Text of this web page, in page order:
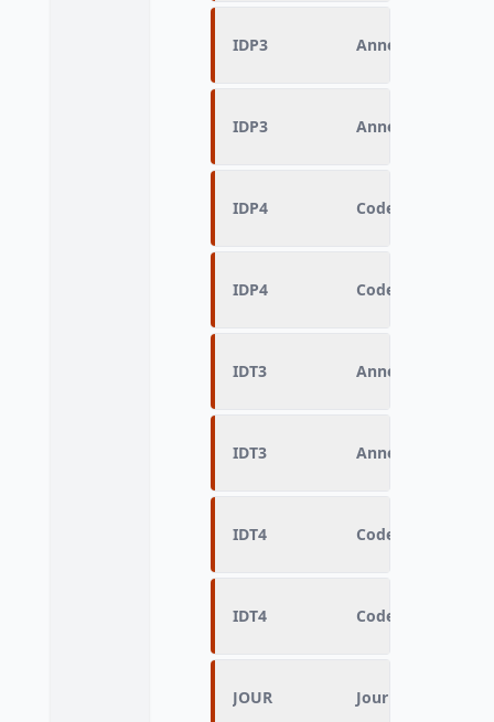
IDP3 Année de fin
IDP3 Année de fin
IDP4 Code Insee ville
IDP4 Code Insee ville
IDT3 Année de fin
IDT3 Année de fin
IDT4 Code Insee ville
IDT4 Code Insee ville
JOUR Jour des